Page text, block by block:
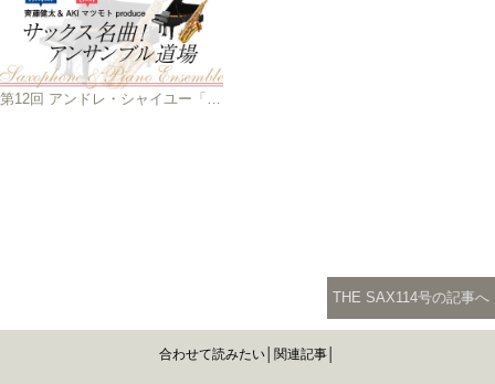
第12回 アンドレ・シャイユー「アンダンテとアレグロ」、J.リュエフ「シャンソンとパスピエ」
THE SAX114号の記事へ
合わせて読みたい│関連記事│